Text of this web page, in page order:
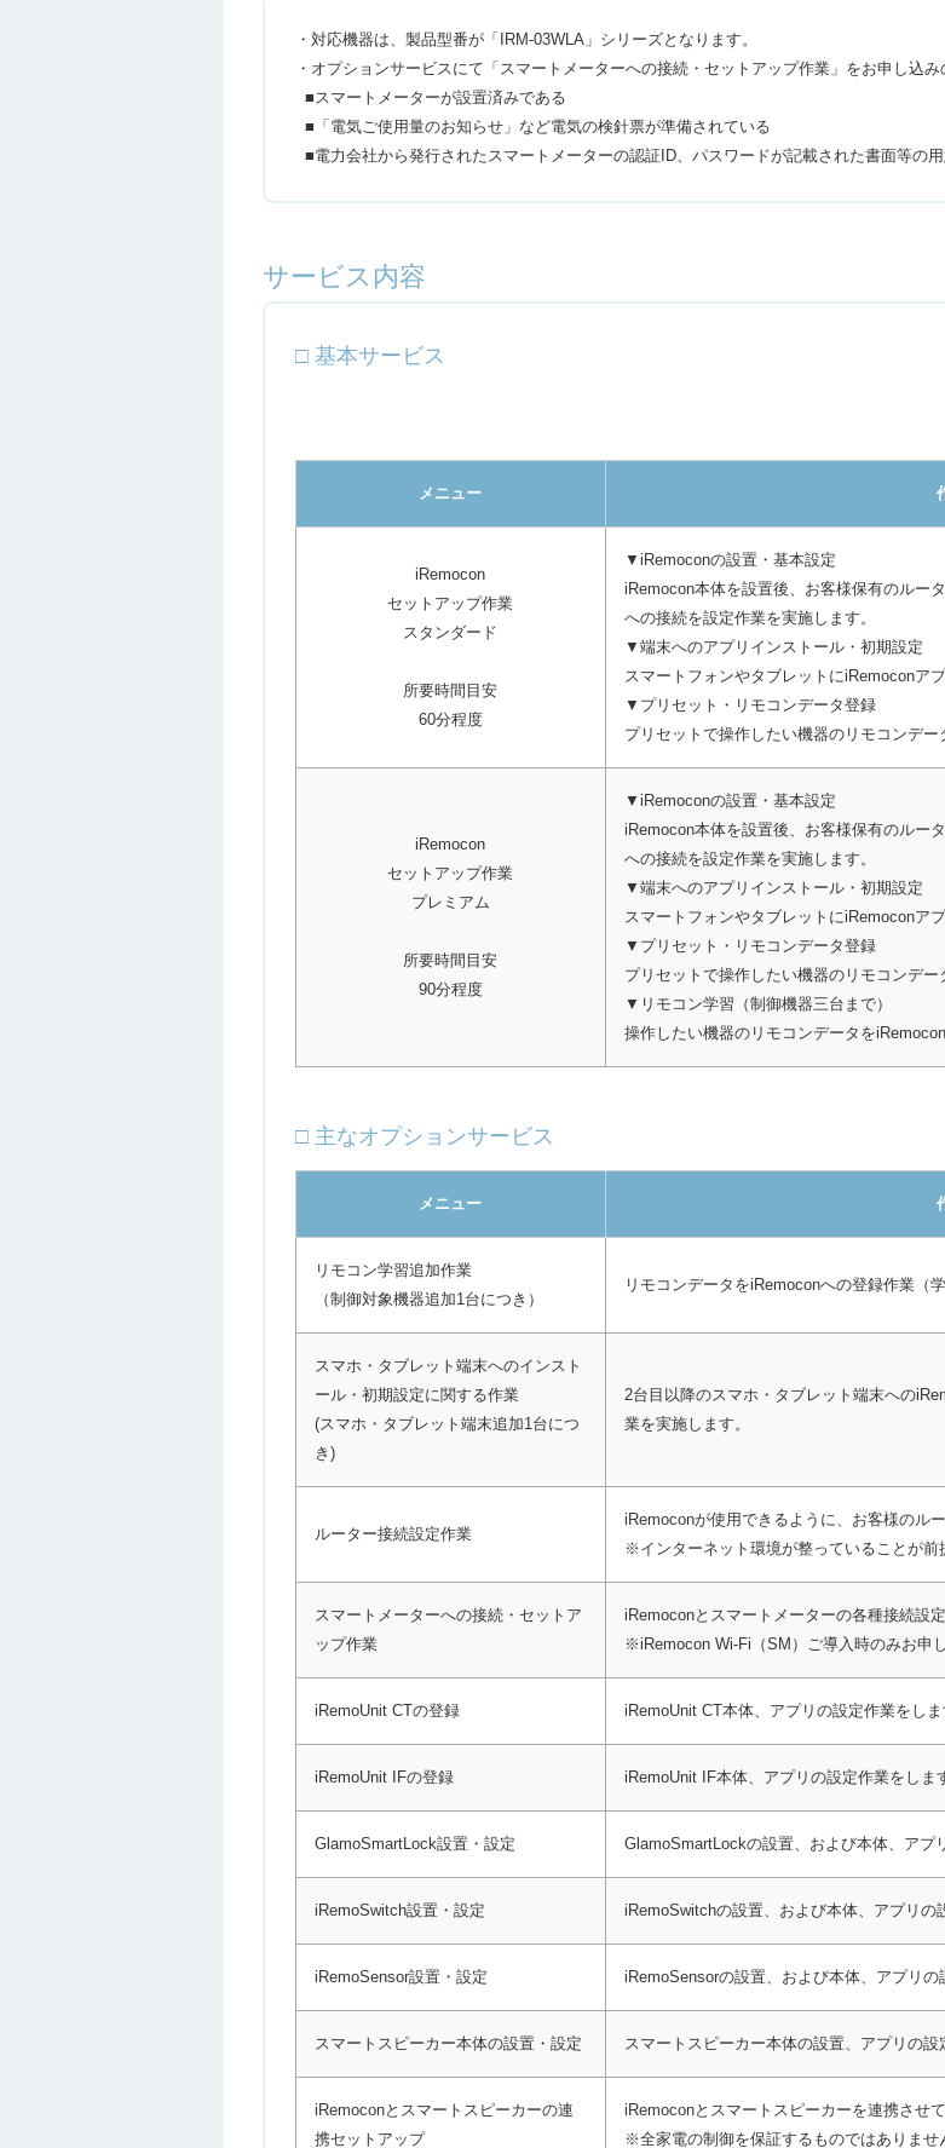
・対応機器は、製品型番が「IRM-03WLA」シリーズとなります。
・オプションサービスにて「スマートメーターへの接続・セットアップ作業」をお申し込
■スマートメーターが設置済みである
■「電気ご使用量のお知らせ」など電気の検針票が準備されている
■電力会社から発行されたスマートメーターの認証ID、パスワードが記載された書面等の
サービス内容
□ 基本サービス
メニュー
iRemocon
セットアップ作業
スタンダード
所要時間目安
60分程度
▼iRemoconの設置・基本設定
iRemocon本体を設置後、お客様保有のルー
への接続を設定作業を実施します。
▼端末へのアプリインストール・初期設定
スマートフォンやタブレットにiRemoconア
▼プリセット・リモコンデータ登録
プリセットで操作したい機器のリモコンデー
iRemocon
セットアップ作業
プレミアム
所要時間目安
90分程度
▼iRemoconの設置・基本設定
iRemocon本体を設置後、お客様保有のルー
への接続を設定作業を実施します。
▼端末へのアプリインストール・初期設定
スマートフォンやタブレットにiRemoconア
▼プリセット・リモコンデータ登録
プリセットで操作したい機器のリモコンデー
▼リモコン学習（制御機器三台まで）
操作したい機器のリモコンデータをiRemocon
□ 主なオプションサービス
メニュー
リモコン学習追加作業
（制御対象機器追加1台につき）
リモコンデータをiRemoconへの登録作業（
スマホ・タブレット端末へのインスト
ール・初期設定に関する作業
(スマホ・タブレット端末追加1台につ
き)
2台目以降のスマホ・タブレット端末への
業を実施します。
ルーター接続設定作業
iRemoconが使用できるように、お客様のル
※インターネット環境が整っていることが前
スマートメーターへの接続・セットア
ップ作業
iRemoconとスマートメーターの各種接続設定
※iRemocon Wi-Fi（SM）ご導入時のみお申
iRemoUnit CTの登録 iRemoUnit CT本体、アプリの設定作業をしま
iRemoUnit IFの登録 iRemoUnit IF本体、アプリの設定作業をしま
GlamoSmartLock設置・設定 GlamoSmartLockの設置、および本体、アプ
iRemoSwitch設置・設定 iRemoSwitchの設置、および本体、アプリの
iRemoSensor設置・設定 iRemoSensorの設置、および本体、アプリの
スマートスピーカー本体の設置・設定 スマートスピーカー本体の設置、アプリの設
iRemoconとスマートスピーカーの連
携セットアップ
iRemoconとスマートスピーカーを連携させ
※全家電の制御を保証するものではありませ